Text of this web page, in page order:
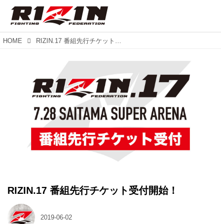
HOME RIZIN.17 番組先行チケット受付開始！
RIZIN.17 番組先行チケット受付開始！
2019-06-02